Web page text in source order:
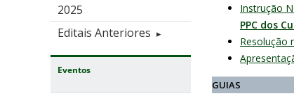
2025
Editais Anteriores
Eventos
Instrução
PPC dos
Resolução
GUIAS